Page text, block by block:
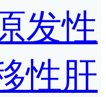
发性
性肝